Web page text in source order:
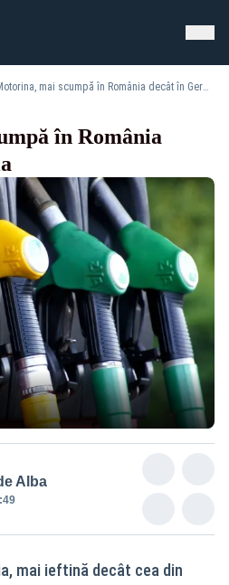
Motorina, mai scumpă în România decât în Germania
în România
Alba
mai ieftină decât cea din